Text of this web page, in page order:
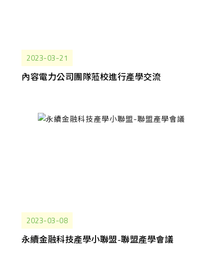
2023-03-21
內容電力公司團隊蒞校進行產學交流
2023-03-08
永續金融科技產學小聯盟-聯盟產學會議